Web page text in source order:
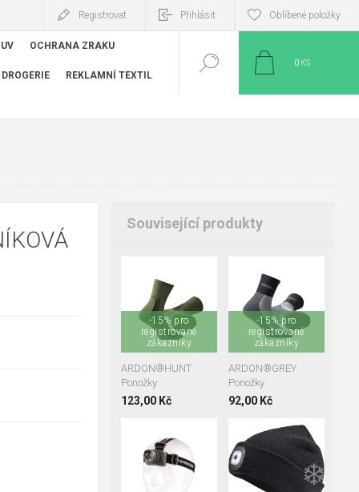
Registrovat Přihlásit Oblíbené položky
OCHRANA ZRAKU
DROGERIE REKLAMNÍ TEXTIL
0 KS
Související produkty
-15% pro
registrované
zákazníky
ARDON®HUNT
Ponožky
123,00 Kč
46-48
-15% pro
registrované
zákazníky
ARDON®GREY
Ponožky
92,00 Kč
36-38
42-45
❄️
+11